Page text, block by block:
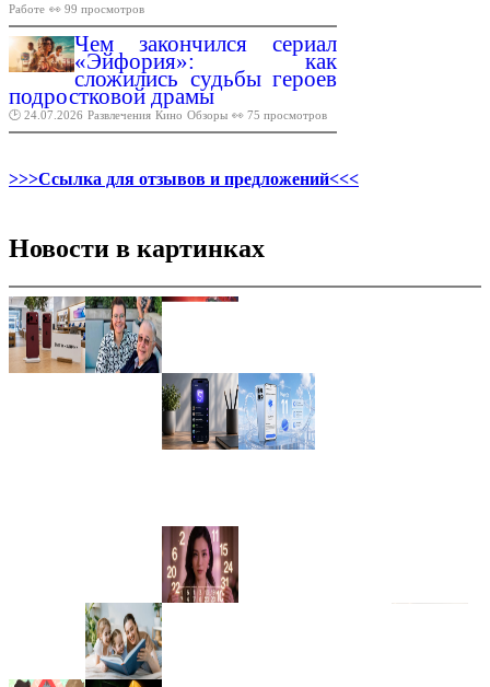
Работе 👀 99 просмотров
Чем закончился сериал
«Эйфория»: как
сложились судьбы героев
подростковой драмы
🕑 24.07.2026 Развлечения Кино Обзоры 👀 75 просмотров
>>>Ссылка для отзывов и предложений<<<
Новости в картинках